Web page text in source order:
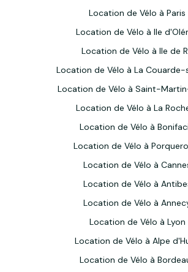
Location de Vélo à Paris
Location de Vélo à Ile
Location de Vélo à Ile de
Location de Vélo à La
Location de Vélo à Saint-
Location de Vélo à La
Location de Vélo à
Location de Vélo à
Location de Vélo à
Location de Vélo à
Location de Vélo à
Location de Vélo à Lyon
Location de Vélo à Alpe
Location de Vélo à